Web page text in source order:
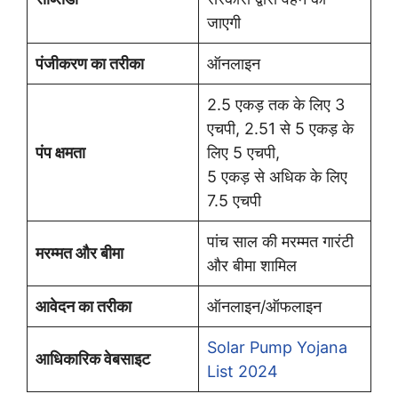
जाएगी
पंजीकरण का तरीका ऑनलाइन
पंप क्षमता
2.5 एकड़ तक के लिए 3
एचपी, 2.51 से 5 एकड़ के
लिए 5 एचपी,
5 एकड़ से अधिक के लिए
7.5 एचपी
मरम्मत और बीमा
पांच साल की मरम्मत गारंटी
और बीमा शामिल
आवेदन का तरीका ऑनलाइन/ऑफलाइन
आधिकारिक वेबसाइट
Solar Pump Yojana
List 2024